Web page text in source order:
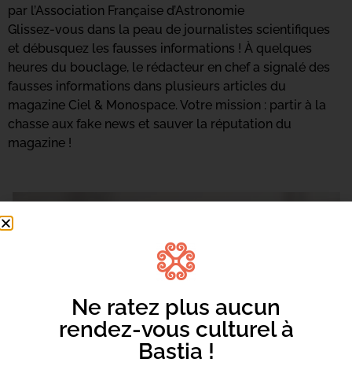
par l’Association Française d’Astronomie
Glissez-vous dans la peau de journalistes scientifiques
et débusquez les fausses informations ! À quelques
heures du bouclage, le rédacteur en chef a signalé des
fausses informations dans plusieurs articles du
magazine Ciel & Monospace. Votre mission : partir à la
chasse aux fake news et sauver la réputation du
magazine !
Ne ratez plus aucun
rendez-vous culturel à
Bastia !